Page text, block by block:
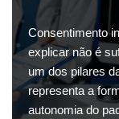
Consentimento
explicar não é
um dos pilares
representa a
autonomia do